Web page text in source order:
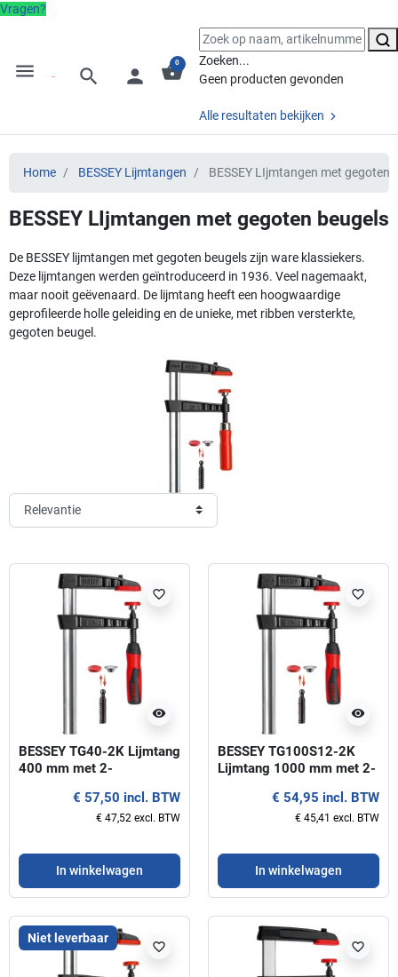
Vragen?
menu search person shopping_basket
0
Zoeken...
Geen producten gevonden
Alle resultaten bekijken
Home BESSEY Lijmtangen BESSEY LIjmtangen met gegoten
BESSEY LIjmtangen met gegoten beugels
De BESSEY lijmtangen met gegoten beugels zijn ware klassiekers.
Deze lijmtangen werden geïntroduceerd in 1936. Veel nagemaakt,
maar nooit geëvenaard. De lijmtang heeft een hoogwaardige
geprofileerde holle geleiding en de unieke, met ribben versterkte,
gegoten beugel.
visibility
favorite_border
BESSEY TG40-2K Lijmtang
400 mm met 2-
€ 57,50 incl. BTW
€ 47,52 excl. BTW
In winkelwagen
visibility
favorite_border
BESSEY TG100S12-2K
Lijmtang 1000 mm met 2-
€ 54,95 incl. BTW
€ 45,41 excl. BTW
In winkelwagen
Niet leverbaar
favorite_border favorite_border